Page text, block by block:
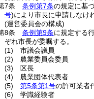
7条
条例第7条の規定に基
号)により市長に申請しなけ
(運営委員会の構成)
8条
条例第9条に規定する
ぞれ市長が委嘱する。
(1)
市議会議員
(2)
農業委員会委員
(3)
区長
(4)
農業団体代表者
(5)
第5条第1号の許可業者
(6)
学識経験者